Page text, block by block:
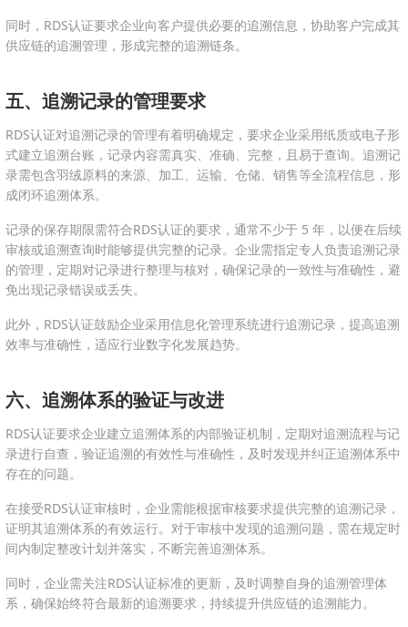
同时，RDS认证要求企业向客户提供必要的追溯信息，协助客户完成其
供应链的追溯管理，形成完整的追溯链条。
五、追溯记录的管理要求
RDS认证对追溯记录的管理有着明确规定，要求企业采用纸质或电子形
式建立追溯台账，记录内容需真实、准确、完整，且易于查询。追溯记
录需包含羽绒原料的来源、加工、运输、仓储、销售等全流程信息，形
成闭环追溯体系。
记录的保存期限需符合RDS认证的要求，通常不少于 5 年，以便在后续
审核或追溯查询时能够提供完整的记录。企业需指定专人负责追溯记录
的管理，定期对记录进行整理与核对，确保记录的一致性与准确性，避
免出现记录错误或丢失。
此外，RDS认证鼓励企业采用信息化管理系统进行追溯记录，提高追溯
效率与准确性，适应行业数字化发展趋势。
六、追溯体系的验证与改进
RDS认证要求企业建立追溯体系的内部验证机制，定期对追溯流程与记
录进行自查，验证追溯的有效性与准确性，及时发现并纠正追溯体系中
存在的问题。
在接受RDS认证审核时，企业需能根据审核要求提供完整的追溯记录，
证明其追溯体系的有效运行。对于审核中发现的追溯问题，需在规定时
间内制定整改计划并落实，不断完善追溯体系。
同时，企业需关注RDS认证标准的更新，及时调整自身的追溯管理体
系，确保始终符合最新的追溯要求，持续提升供应链的追溯能力。